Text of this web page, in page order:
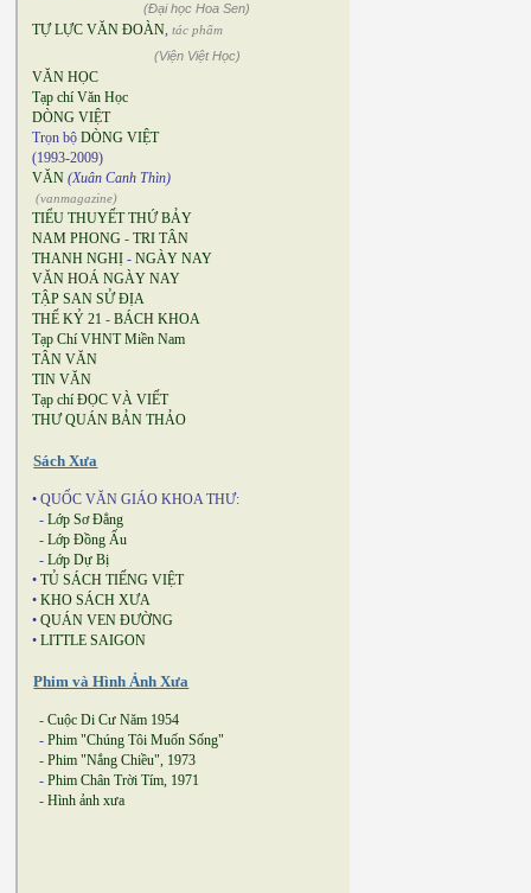
(Đại học Hoa Sen)
TỰ LỰC VĂN ĐOÀN, tác phẩm
(Viện Việt Học)
VĂN HỌC
Tạp chí Văn Học
DÒNG VIỆT
Trọn bộ DÒNG VIỆT
(1993-2009)
VĂN (Xuân Canh Thìn)
(vanmagazine)
TIỂU THUYẾT THỨ BẢY
NAM PHONG - TRI TÂN
THANH NGHỊ - NGÀY NAY
VĂN HOÁ NGÀY NAY
TẬP SAN SỬ ĐỊA
THẾ KỶ 21 - BÁCH KHOA
Tạp Chí VHNT Miền Nam
TÂN VĂN
TIN VĂN
Tạp chí ĐỌC VÀ VIẾT
THƯ QUÁN BẢN THẢO
Sách Xưa
• QUỐC VĂN GIÁO KHOA THƯ:
- Lớp Sơ Đẳng
- Lớp Đồng Ấu
- Lớp Dự Bị
• TỦ SÁCH TIẾNG VIỆT
• KHO SÁCH XƯA
• QUÁN VEN ĐƯỜNG
• LITTLE SAIGON
Phim và Hình Ảnh Xưa
- Cuộc Di Cư Năm 1954
- Phim "Chúng Tôi Muốn Sống"
- Phim "Nắng Chiều", 1973
- Phim Chân Trời Tím, 1971
- Hình ảnh xưa